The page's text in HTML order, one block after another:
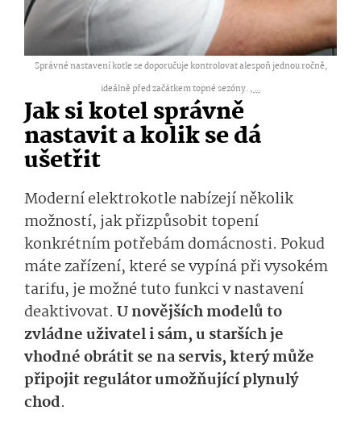
Správné nastavení kotle se doporučuje kontrolovat alespoň jednou ročně,
ideálně před začátkem topné sezóny. ,...
Jak si kotel správně
nastavit a kolik se dá
ušetřit
Moderní elektrokotle nabízejí několik
možností, jak přizpůsobit topení
konkrétním potřebám domácnosti. Pokud
máte zařízení, které se vypíná při vysokém
tarifu, je možné tuto funkci v nastavení
deaktivovat. U novějších modelů to
zvládne uživatel i sám, u starších je
vhodné obrátit se na servis, který může
připojit regulátor umožňující plynulý
chod.